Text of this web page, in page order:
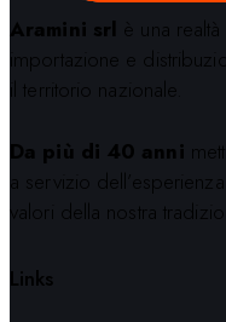
Aramini srl è una
importazione e
il territorio nazionale.
Da più di 40 anni
a servizio
valori della nostra
Links